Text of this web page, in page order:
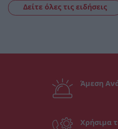
Δείτε όλες τις ειδήσεις
Άμεση
Χρήσιμα